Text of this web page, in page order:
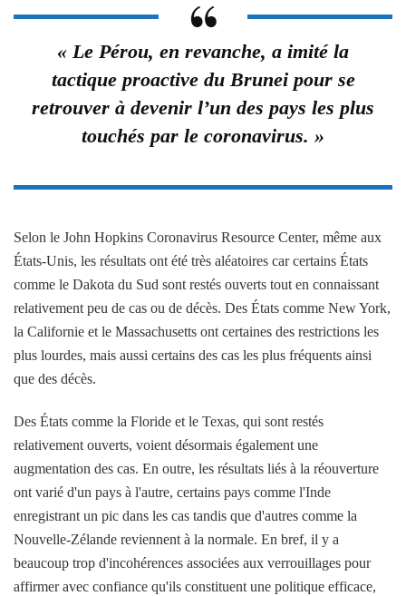
« Le Pérou, en revanche, a imité la
tactique proactive du Brunei pour se
retrouver à devenir l’un des pays les plus
touchés par le coronavirus. »
Selon le John Hopkins Coronavirus Resource Center, même aux
États-Unis, les résultats ont été très aléatoires car certains États
comme le Dakota du Sud sont restés ouverts tout en connaissant
relativement peu de cas ou de décès. Des États comme New York,
la Californie et le Massachusetts ont certaines des restrictions les
plus lourdes, mais aussi certains des cas les plus fréquents ainsi
que des décès.
Des États comme la Floride et le Texas, qui sont restés
relativement ouverts, voient désormais également une
augmentation des cas. En outre, les résultats liés à la réouverture
ont varié d'un pays à l'autre, certains pays comme l'Inde
enregistrant un pic dans les cas tandis que d'autres comme la
Nouvelle-Zélande reviennent à la normale. En bref, il y a
beaucoup trop d'incohérences associées aux verrouillages pour
affirmer avec confiance qu'ils constituent une politique efficace,